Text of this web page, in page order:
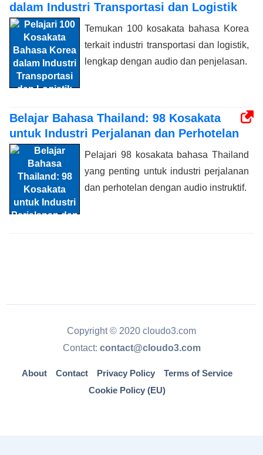
dalam Industri Transportasi dan Logistik
Temukan 100 kosakata bahasa Korea
terkait industri transportasi dan logistik,
lengkap dengan audio dan penjelasan.
Belajar Bahasa Thailand: 98 Kosakata
untuk Industri Perjalanan dan Perhotelan
Pelajari 98 kosakata bahasa Thailand
yang penting untuk industri perjalanan
dan perhotelan dengan audio instruktif.
Copyright © 2020 cloudo3.com
Contact: contact@cloudo3.com
About Contact Privacy Policy
Terms of Service
Cookie Policy (EU)